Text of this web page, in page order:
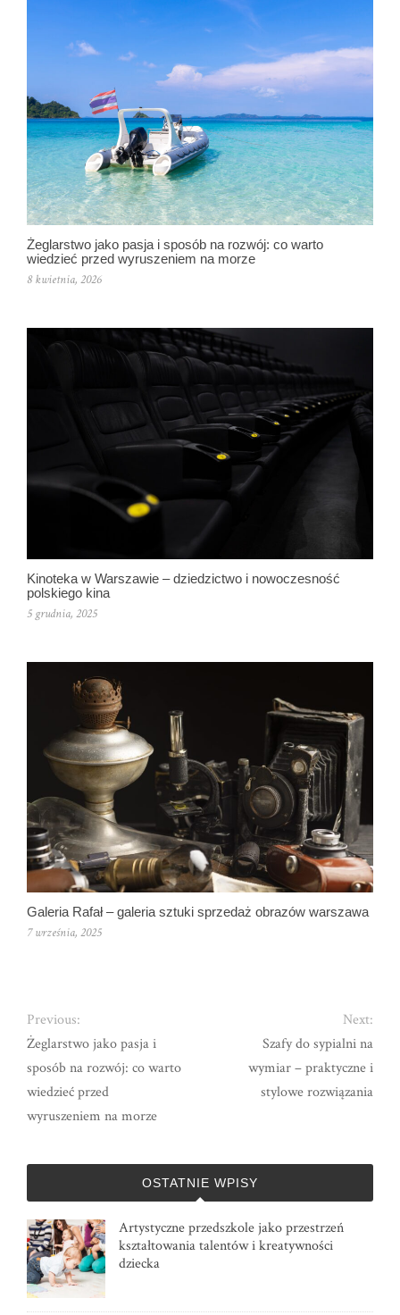
Żeglarstwo jako pasja i sposób na rozwój: co warto
wiedzieć przed wyruszeniem na morze
8 kwietnia, 2026
Kinoteka w Warszawie – dziedzictwo i nowoczesność
polskiego kina
5 grudnia, 2025
Galeria Rafał – galeria sztuki sprzedaż obrazów warszawa
7 września, 2025
Previous:
Żeglarstwo jako pasja i
sposób na rozwój: co warto
wiedzieć przed
wyruszeniem na morze
Next:
Szafy do sypialni na
wymiar – praktyczne i
stylowe rozwiązania
OSTATNIE WPISY
Artystyczne przedszkole jako przestrzeń
kształtowania talentów i kreatywności
dziecka